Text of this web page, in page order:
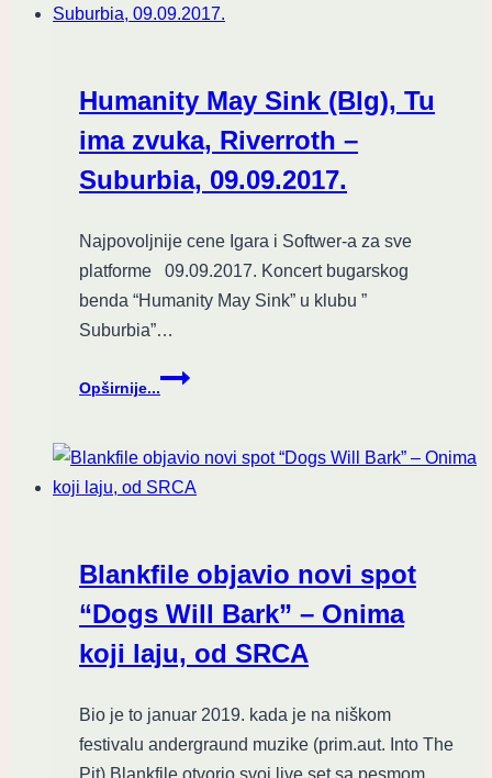
objavio
Humanity May Sink (Blg), Tu
ima zvuka, Riverroth –
Suburbia, 09.09.2017.
Najpovoljnije cene Igara i Softwer-a za sve
platforme 09.09.2017. Koncert bugarskog
benda “Humanity May Sink” u klubu ”
Suburbia”…
Opširnije...
Humanity
May
(Blg),
ima
Suburbia,
09.09.2017.
Blankfile objavio novi spot
“Dogs Will Bark” – Onima
koji laju, od SRCA
Bio je to januar 2019. kada je na niškom
festivalu andergraund muzike (prim.aut. Into The
Pit) Blankfile otvorio svoj live set sa pesmom…